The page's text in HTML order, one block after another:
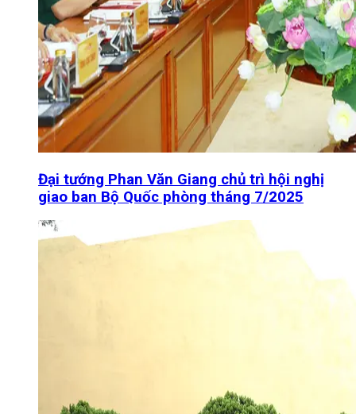
Đại tướng Phan Văn Giang chủ trì hội nghị
giao ban Bộ Quốc phòng tháng 7/2025